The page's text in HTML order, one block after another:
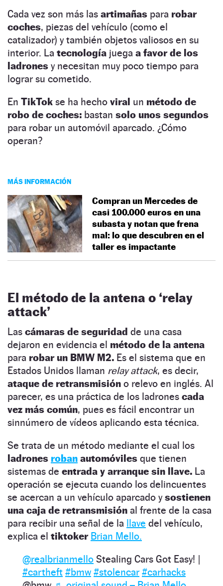
Cada vez son más las artimañas para robar
coches, piezas del vehículo (como el
catalizador) y también objetos valiosos en su
interior. La tecnología juega a favor de los
ladrones y necesitan muy poco tiempo para
lograr su cometido.
En TikTok se ha hecho viral un método de
robo de coches: bastan solo unos segundos
para robar un automóvil aparcado. ¿Cómo
operan?
MÁS INFORMACIÓN
Compran un Mercedes de
casi 100.000 euros en una
subasta y notan que frena
mal: lo que descubren en el
taller es impactante
El método de la antena o ‘relay
attack’
Las cámaras de seguridad de una casa
dejaron en evidencia el método de la antena
para robar un BMW M2. Es el sistema que en
Estados Unidos llaman relay attack, es decir,
ataque de retransmisión o relevo en inglés. Al
parecer, es una práctica de los ladrones cada
vez más común, pues es fácil encontrar un
sinnúmero de vídeos aplicando esta técnica.
Se trata de un método mediante el cual los
ladrones roban automóviles que tienen
sistemas de entrada y arranque sin llave. La
operación se ejecuta cuando los delincuentes
se acercan a un vehículo aparcado ysostienen
una caja de retransmisión al frente de la casa
para recibir una señal de la llave del vehículo,
explica el tiktoker Brian Mello.
@realbrianmello Stealing Cars Got Easy! |
#cartheft #bmw #stolencar #carhacks